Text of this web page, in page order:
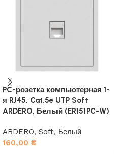
PC-розетка компьютерная 1-
я RJ45, Cat.5e UTP Soft
ARDERO, Белый (ER151PC-W)
ARDERO, Soft, Белый
160,00 ₴